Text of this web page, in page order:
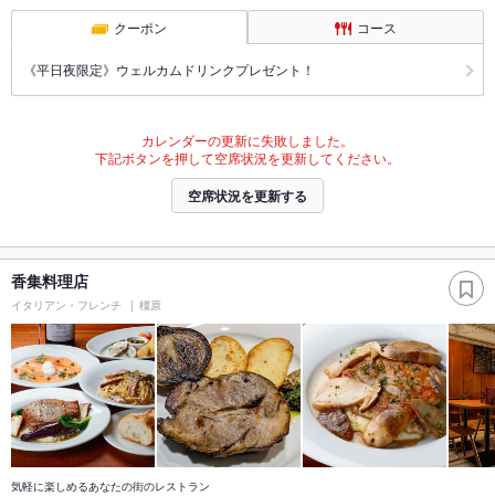
クーポン コース
《平日夜限定》ウェルカムドリンクプレゼント！
カレンダーの更新に失敗しました。
下記ボタンを押して空席状況を更新してください。
空席状況を更新する
香集料理店
イタリアン・フレンチ 橿原
気軽に楽しめるあなたの街のレストラン